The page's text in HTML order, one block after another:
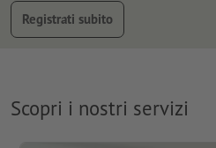
Registrati subito
Scopri i nostri servizi